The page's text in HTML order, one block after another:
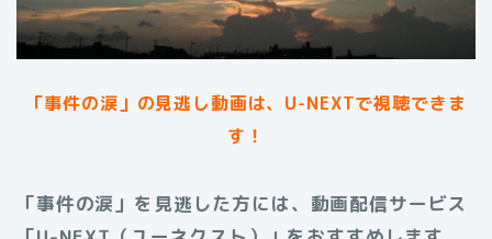
「事件の涙」の見逃し動画は、U-NEXTで視聴できま
す！
「事件の涙」を見逃した方には、動画配信サービス